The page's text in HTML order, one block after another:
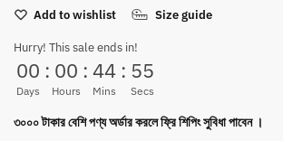
-
Brown
quantity
Add to wishlist Size guide
Hurry! This sale ends in!
00
Days
: 00
Hours
: 44
Mins
: 54
Secs
৩০০০ টাকার বেশি পণ্য অর্ডার করলে ফ্রি শিপিং সুবিধা পাবেন ।